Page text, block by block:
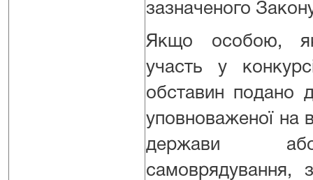
зазначеного
Якщо особою,
участь у
обставин подано
уповноваженої на
держави
самоврядування,